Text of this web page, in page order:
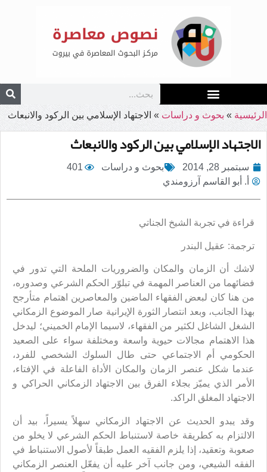
الرئيسية » بحوث و دراسات » الاجتهاد الإسلامي بين الركود والانبعاث
الاجتهاد الإسلامي بين الركود والانبعاث
سبتمبر 28, 2014 بحوث و دراسات
401
أ. أبو القاسم آرزومندي
قراءة في تجربة الشيخ الجناتي
ترجمة: عقيل البندر
لاشك أن الزمان والمكان والضروريات الملحة التي تدور في
فضائهما من العناصر المهمة في تبلوّر الحكم الشرعي وصدوره،
من هنا كان لبعض الفقهاء الماضين والمعاصرين اهتمام متأرجح
بهذا الجانب، وبعد انتصار الثورة الإيرانية صار الموضوع الزمكاني
الشغل الشاغل لكثير من الفقهاء، لاسيما الإمام الخميني؛ ليدخل
هذا الاهتمام مجالات حيوية واسعة ومختلفة سواء على الصعيد
الحكومي أم الاجتماعي حتى طال السلوك الشخصي للفرد،
عندما شكل عنصر الزمان والمكان الأداة الفاعلة في الإفتاء،
الأمر الذي يميّز بجلاء الفرق بين الاجتهاد الزمكاني الحراكي و
الاجتهاد المغلق الراكد.
وقد يبدو الحديث عن الاجتهاد الزمكاني سهلاً يسيراً، بيد أن
الالتزام به كطريقة خاصة لاستنباط الحكم الشرعي لا يخلو من
صعوبة وتعقيد، إذا يلزم الفقيه العمل طبقاً لأصول الاستنباط في
الفقه الشيعي، ومن جانب آخر عليه أن يفعّل العنصر الزمكاني